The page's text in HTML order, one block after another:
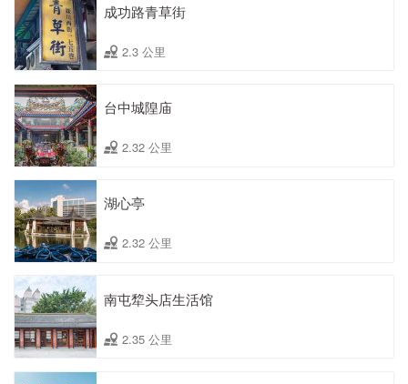
成功路青草街
2.3 公里
台中城隍庙
2.32 公里
湖心亭
2.32 公里
南屯犂头店生活馆
2.35 公里